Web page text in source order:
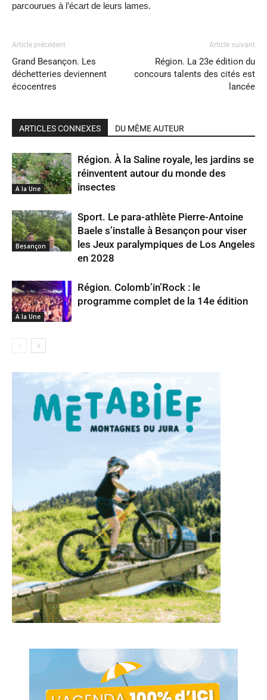
parcourues à l’écart de leurs lames.
Article précédent
Grand Besançon. Les
déchetteries deviennent
écocentres
Article suivant
Région. La 23e édition du
concours talents des cités est
lancée
ARTICLES CONNEXES DU MÊME AUTEUR
A la Une
Région. À la Saline royale, les jardins se
réinventent autour du monde des
insectes
Besançon
Sport. Le para-athlète Pierre-Antoine
Baele s’installe à Besançon pour viser
les Jeux paralympiques de Los Angeles
en 2028
A la Une
Région. Colomb’in’Rock : le
programme complet de la 14e édition